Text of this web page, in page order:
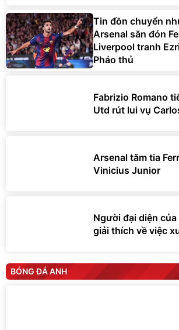
Tin đồn chuyển
Arsenal săn đón
Liverpool tranh
Pháo thủ
Fabrizio Romano
Utd rút lui vụ
Arsenal tăm tia
Vinicius Junior
Người đại diện
giải thích về việc
BÓNG ĐÁ ANH